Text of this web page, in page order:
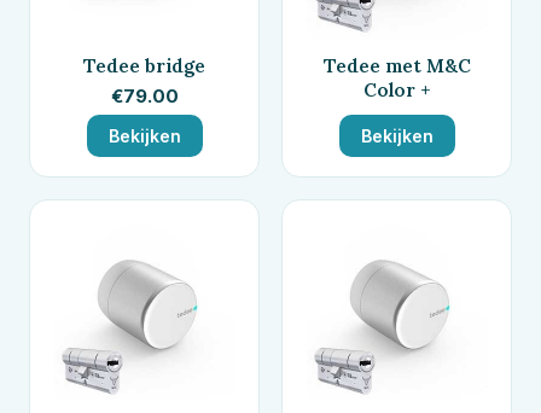
Tedee bridge
€79.00
Bekijken
Tedee met M&C
Color +
Bekijken